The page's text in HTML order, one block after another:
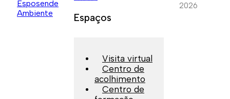
Espaços
Visita virtual
Centro de
acolhimento
Centro de
2026